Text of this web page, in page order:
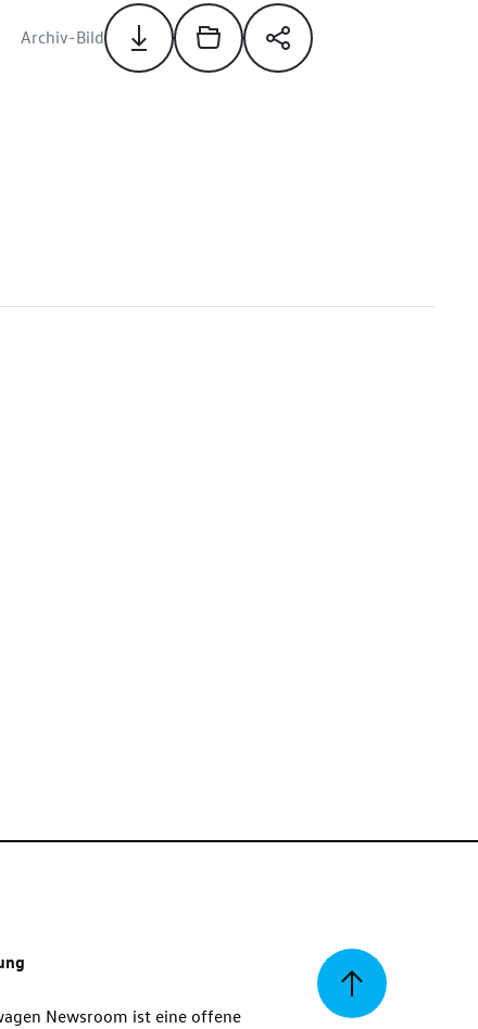
Archiv-Bild
Zurück
Newsroom ist eine offene